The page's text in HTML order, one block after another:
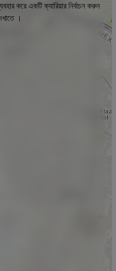
করে একটি ক্যারিয়ার নির্বাচন করুন
।